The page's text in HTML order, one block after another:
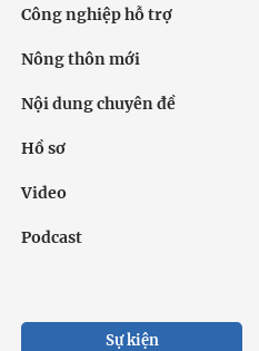
Công nghiệp hỗ trợ
Nông thôn mới
Nội dung chuyên đề
Hồ sơ
Video
Podcast
Sự kiện